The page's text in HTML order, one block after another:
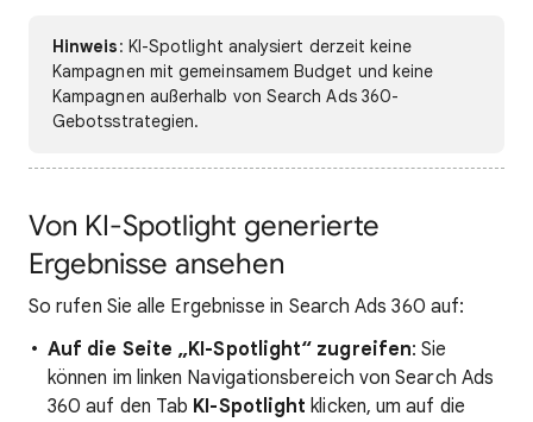
Hinweis: KI-Spotlight analysiert derzeit keine
Kampagnen mit gemeinsamem Budget und keine
Kampagnen außerhalb von Search Ads 360-
Gebotsstrategien.
Von KI-Spotlight generierte
Ergebnisse ansehen
So rufen Sie alle Ergebnisse in Search Ads 360 auf:
Auf die Seite „KI-Spotlight“ zugreifen: Sie
können im linken Navigationsbereich von Search Ads
360 auf den Tab KI-Spotlight klicken, um auf die